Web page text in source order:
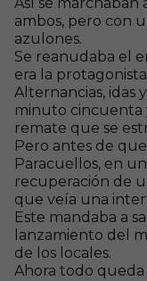
ambos, pero con
azulones.
Se reanudaba el
era la
Alternancias, idas
minuto cincuenta
remate que se
Pero antes de
Paracuellos, en
recuperación de
que veía una
Este mandaba a
lanzamiento del
de los locales.
Ahora todo